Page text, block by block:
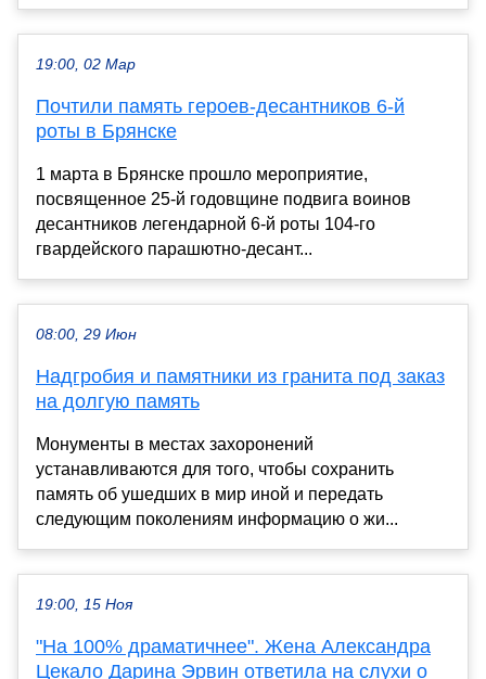
19:00, 02 Мар
Почтили память героев-десантников 6-й
роты в Брянске
1 марта в Брянске прошло мероприятие,
посвященное 25-й годовщине подвига воинов
десантников легендарной 6-й роты 104-го
гвардейского парашютно-десант...
08:00, 29 Июн
Надгробия и памятники из гранита под заказ
на долгую память
Монументы в местах захоронений
устанавливаются для того, чтобы сохранить
память об ушедших в мир иной и передать
следующим поколениям информацию о жи...
19:00, 15 Ноя
"На 100% драматичнее". Жена Александра
Цекало Дарина Эрвин ответила на слухи о